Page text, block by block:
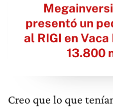
presentó un
al RIGI en
13.800
Creo que lo que